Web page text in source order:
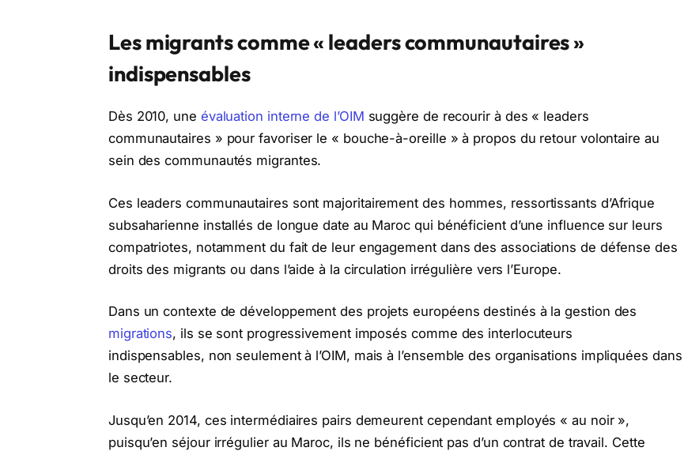
Les migrants comme « leaders communautaires »
indispensables
Dès 2010, une évaluation interne de l’OIM suggère de recourir à des « leaders
communautaires » pour favoriser le « bouche-à-oreille » à propos du retour volontaire au
sein des communautés migrantes.
Ces leaders communautaires sont majoritairement des hommes, ressortissants d’Afrique
subsaharienne installés de longue date au Maroc qui bénéficient d’une influence sur leurs
compatriotes, notamment du fait de leur engagement dans des associations de défense des
droits des migrants ou dans l’aide à la circulation irrégulière vers l’Europe.
Dans un contexte de développement des projets européens destinés à la gestion des
migrations, ils se sont progressivement imposés comme des interlocuteurs
indispensables, non seulement à l’OIM, mais à l’ensemble des organisations impliquées dans
le secteur.
Jusqu’en 2014, ces intermédiaires pairs demeurent cependant employés « au noir »,
puisqu’en séjour irrégulier au Maroc, ils ne bénéficient pas d’un contrat de travail. Cette